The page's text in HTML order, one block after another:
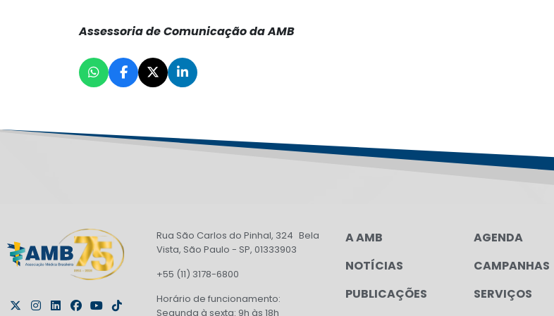
Assessoria de Comunicação da AMB
Rua São Carlos do Pinhal, 324 Bela
Vista, São Paulo - SP, 01333903
+55 (11) 3178-6800
Horário de funcionamento:
Segunda à sexta: 9h às 18h
A AMB
NOTÍCIAS
PUBLICAÇÕES
AGENDA
CAMPANHAS
SERVIÇOS